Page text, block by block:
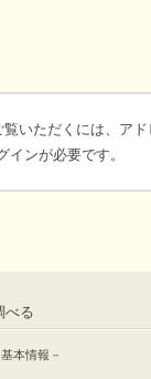
いただくには、ア
インが必要です。
べる
本情報－